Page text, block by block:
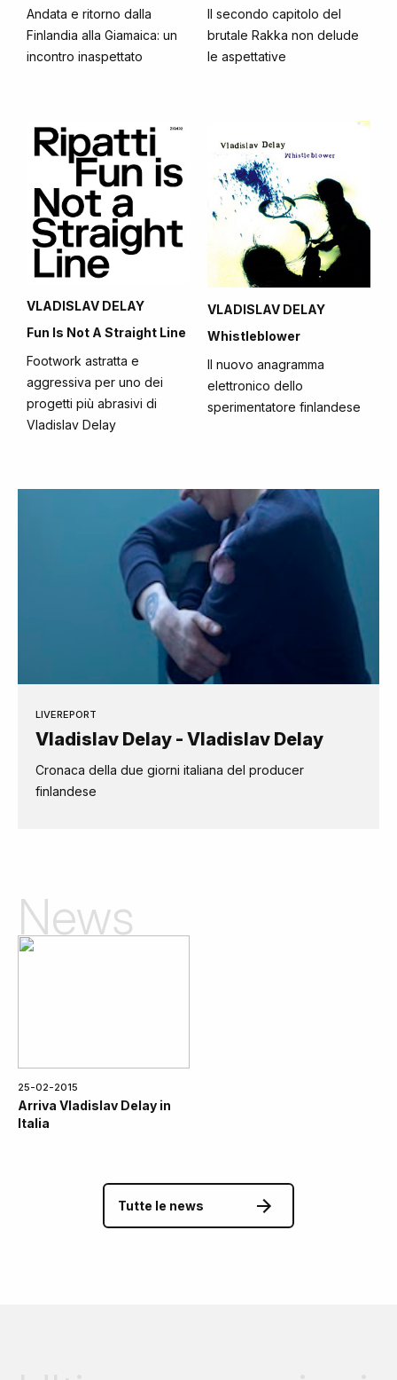
Andata e ritorno dalla
Finlandia alla Giamaica: un
incontro inaspettato
Il secondo capitolo del
brutale Rakka non delude
le aspettative
VLADISLAV DELAY
Fun Is Not A Straight Line
Footwork astratta e
aggressiva per uno dei
progetti più abrasivi di
Vladislav Delay
VLADISLAV DELAY
Whistleblower
Il nuovo anagramma
elettronico dello
sperimentatore finlandese
LIVEREPORT
Vladislav Delay - Vladislav Delay
Cronaca della due giorni italiana del producer
finlandese
News
25-02-2015
Arriva Vladislav Delay in
Italia
Tutte le news